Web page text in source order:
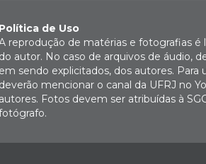
Política de Uso
reprodução de matérias e fotografias
do autor. No caso de arquivos de áudio,
em sendo explicitados, dos autores.
deverão mencionar o canal da UFRJ no
autores. Fotos devem ser atribuídas à